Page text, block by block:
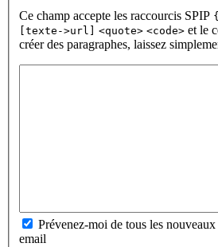
Ce champ accepte les raccourcis SPIP
[texte->url]
<quote> <code> et le
créer des paragraphes, laissez
Prévenez-moi de tous les
email